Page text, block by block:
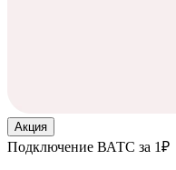
Акция
Подключение ВАТС за 1₽